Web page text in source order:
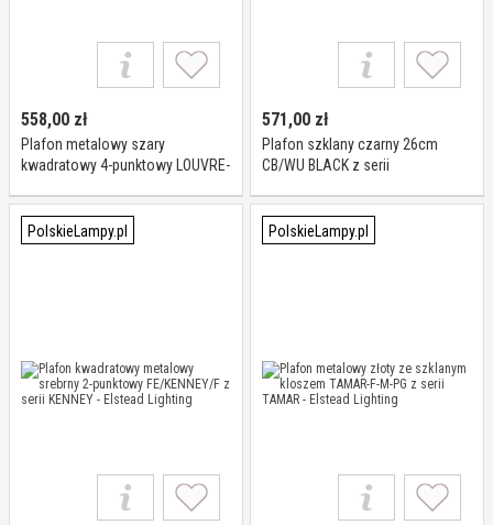
558,00 zł
Plafon metalowy szary
kwadratowy 4-punktowy LOUVRE-
Lighting
571,00 zł
Plafon szklany czarny 26cm
CB/WU BLACK z serii
PolskieLampy.pl PolskieLampy.pl